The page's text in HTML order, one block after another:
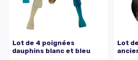
Lot de 4 poignées
dauphins blanc et bleu
Lot